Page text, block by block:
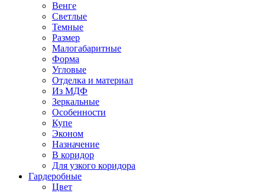
Венге
Светлые
Темные
Размер
Малогабаритные
Форма
Угловые
Отделка и материал
Из МДФ
Зеркальные
Особенности
Купе
Эконом
Назначение
В коридор
Для узкого коридора
Гардеробные
Цвет